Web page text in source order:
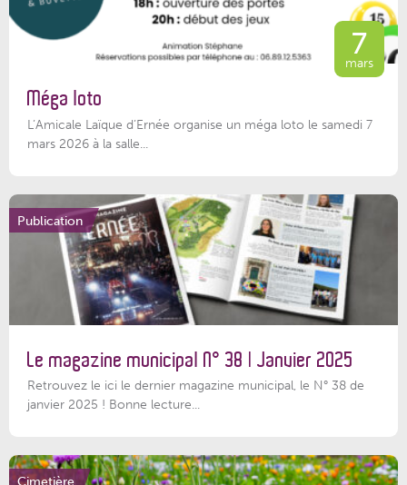
7
mars
Méga loto
L’Amicale Laïque d’Ernée organise un méga loto le samedi 7
mars 2026 à la salle...
Publication
Le magazine municipal N° 38 | Janvier 2025
Retrouvez le ici le dernier magazine municipal, le N° 38 de
janvier 2025 ! Bonne lecture...
Cimetière